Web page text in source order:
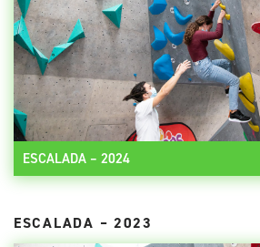
ESCALADA – 2024
ESCALADA – 2023